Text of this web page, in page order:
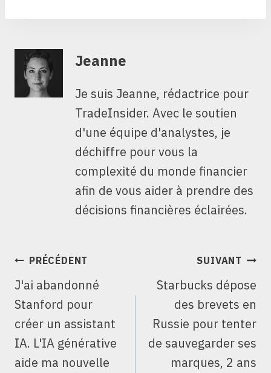
Jeanne
Je suis Jeanne, rédactrice pour
TradeInsider. Avec le soutien
d'une équipe d'analystes, je
déchiffre pour vous la
complexité du monde financier
afin de vous aider à prendre des
décisions financières éclairées.
NAVIGATION
L’ARTICLE
PRÉCÉDENT
J'ai abandonné
Stanford pour
créer un assistant
IA. L'IA générative
aide ma nouvelle
SUIVANT
Starbucks dépose
des brevets en
Russie pour tenter
de sauvegarder ses
marques, 2 ans